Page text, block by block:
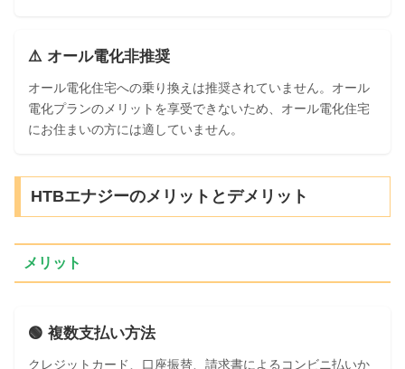
⚠️ オール電化非推奨
オール電化住宅への乗り換えは推奨されていません。オール
電化プランのメリットを享受できないため、オール電化住宅
にお住まいの方には適していません。
HTBエナジーのメリットとデメリット
メリット
🟢 複数支払い方法
クレジットカード、口座振替、請求書によるコンビニ払いか